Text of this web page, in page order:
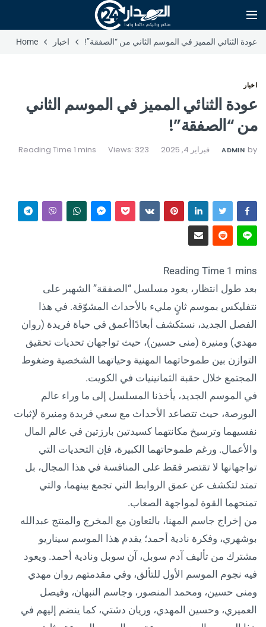
عودة الثنائي المميز في الموسم الثاني من “الصفقة”! اخبار Home
اخبار
عودة الثنائي المميز في الموسم الثاني
من “الصفقة”!
by
ADMIN فبراير 4, 2025 Views: 323
بعد طول انتظار، يعود مسلسل “الصفقة” الشهير على
نتفليكس بموسم ثانٍ مليء بالأحداث المشوّقة. في هذا
الفصل الجديد، نستكشف أبعادًاأعمق في حياة فريدة (روان
مهدي) ومنيرة (منى حسين)، حيث تواجهان تحديات تحقيق
التوازن بين طموحاتهما المهنية وحياتهما الشخصية وضغوط
المجتمع خلال حقبة الثمانينيات في الكويت.
في الموسم الجديد، يأخذنا المسلسل إلى ما وراء عالم
البورصة، حيث تتصاعد الأحداث مع سعي فريدة ومنيرة لإثبات
نفسيهما وترسيخ مكانتهما كسيدتين بارزتين في عالم المال
والأعمال. ورغم طموحاتهما الكبيرة، فإن التحديات التي
تواجهانها لا تقتصر فقط على المنافسة في هذا المجال، بل
تمتد لتكشف عن عمق الروابط التي تجمع بينهما، والتي
تمنحهما القوة لمواجهة الصعاب.
من إخراج جاسم المهنا، بالتعاون مع المخرج والمنتج عبدالله
بوشهري، وفكرة نادية أحمد؛ يقدم هذا الموسم سيناريو
مشترك من تأليف آدم سوبل، آن سوبل ونادية أحمد. ويعود
فيه نجوم الموسم الأول للتألق، وفي مقدمتهم روان مهدي
ومنى حسين، ومحمد المنصور، وجاسم النبهان، وفيصل
العميري، وحسين المهدي، وريان دشتي، كما ينضم إليهم في